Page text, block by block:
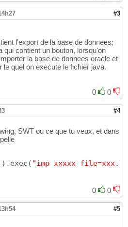
#3
l'export de la base de donnees;
qui contient un bouton, lorsqu'on
la base de donnees oracle et
le quel on execute le fichier java.
0
0
#4
SWT ou ce que tu veux, et dans
) .exec ( "imp xxxxx
0 0
#5